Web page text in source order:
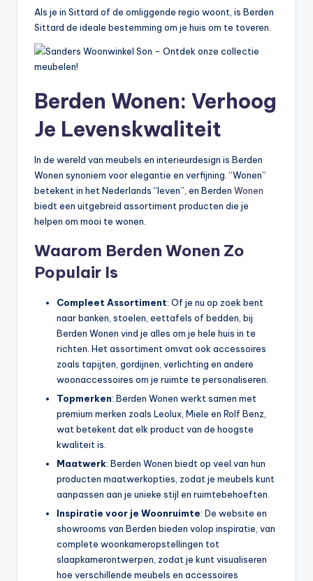
Als je in Sittard of de omliggende regio woont, is Berden
Sittard de ideale bestemming om je huis om te toveren.
Berden Wonen: Verhoog
Je Levenskwaliteit
In de wereld van meubels en interieurdesign is Berden
Wonen synoniem voor elegantie en verfijning. “Wonen”
betekent in het Nederlands “leven”, en Berden Wonen
biedt een uitgebreid assortiment producten die je
helpen om mooi te wonen.
Waarom Berden Wonen Zo
Populair Is
Compleet Assortiment: Of je nu op zoek bent
naar banken, stoelen, eettafels of bedden, bij
Berden Wonen vind je alles om je hele huis in te
richten. Het assortiment omvat ook accessoires
zoals tapijten, gordijnen, verlichting en andere
woonaccessoires om je ruimte te personaliseren.
Topmerken: Berden Wonen werkt samen met
premium merken zoals Leolux, Miele en Rolf Benz,
wat betekent dat elk product van de hoogste
kwaliteit is.
Maatwerk: Berden Wonen biedt op veel van hun
producten maatwerkopties, zodat je meubels kunt
aanpassen aan je unieke stijl en ruimtebehoeften.
Inspiratie voor je Woonruimte: De website en
showrooms van Berden bieden volop inspiratie, van
complete woonkameropstellingen tot
slaapkamerontwerpen, zodat je kunt visualiseren
hoe verschillende meubels en accessoires